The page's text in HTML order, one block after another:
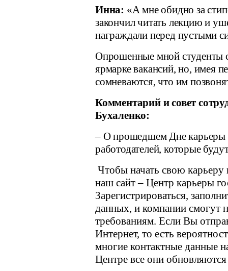
Инна: «А мне обидно за
закончил читать лекцию и
награждали перед пустыми
Опрошенные мной студенты
ярмарке вакансий, но, имея
сомневаются, что им
Комментарий и совет
Бухаленко:
– О прошедшем Дне карьеры
работодателей, которые
Чтобы начать свою карьеру
наш сайт – Центр карьеры
Зарегистрироваться,
данных, и компании смогут
требованиям. Если Вы
Интернет, то есть
многие контактные данные
Центре все они